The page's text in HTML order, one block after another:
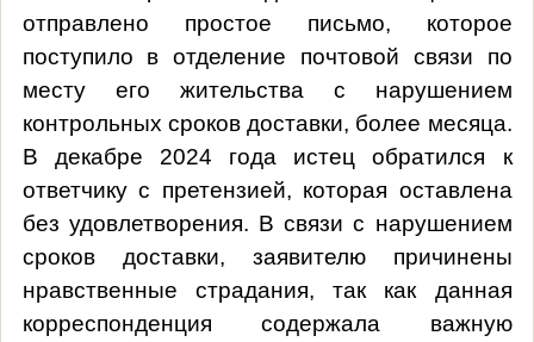
отправлено простое письмо, которое
поступило в отделение почтовой связи по
месту его жительства с нарушением
контрольных сроков доставки, более месяца.
В декабре 2024 года истец обратился к
ответчику с претензией, которая оставлена
без удовлетворения. В связи с нарушением
сроков доставки, заявителю причинены
нравственные страдания, так как данная
корреспонденция содержала важную